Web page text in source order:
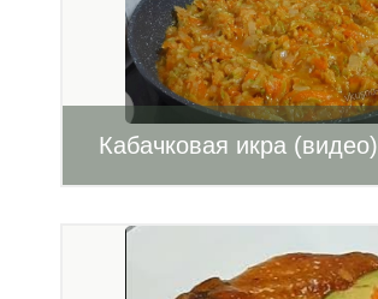
Кабачковая икра (видео)